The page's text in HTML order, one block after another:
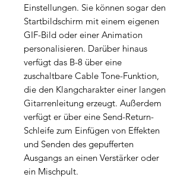
Einstellungen. Sie können sogar den
Startbildschirm mit einem eigenen
GIF-Bild oder einer Animation
personalisieren. Darüber hinaus
verfügt das B-8 über eine
zuschaltbare Cable Tone-Funktion,
die den Klangcharakter einer langen
Gitarrenleitung erzeugt. Außerdem
verfügt er über eine Send-Return-
Schleife zum Einfügen von Effekten
und Senden des gepufferten
Ausgangs an einen Verstärker oder
ein Mischpult.